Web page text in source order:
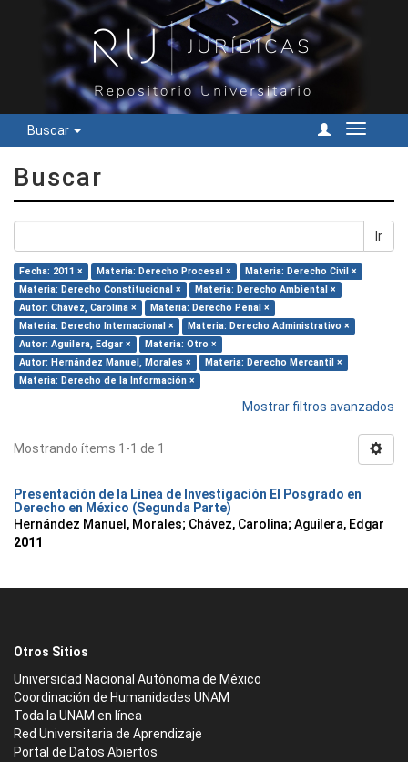
Buscar
Cambiar
Buscar
Ir
Fecha: 2011 × Materia: Derecho Procesal ×
Materia: Derecho Civil ×
Materia: Derecho Constitucional ×
Materia: Derecho Ambiental ×
Autor: Chávez, Carolina ×
Materia: Derecho Penal ×
Materia: Derecho Internacional ×
Materia: Derecho Administrativo ×
Autor: Aguilera, Edgar ×
Materia: Otro ×
Autor: Hernández Manuel, Morales ×
Materia: Derecho Mercantil ×
Materia: Derecho de la Información ×
Mostrar filtros avanzados
Mostrando ítems 1-1 de 1
Presentación de la Línea de Investigación El Posgrado en
Derecho en México (Segunda Parte)
Hernández Manuel, Morales; Chávez, Carolina; Aguilera, Edgar
2011
Otros Sitios
Universidad Nacional Autónoma de México
Coordinación de Humanidades UNAM
Toda la UNAM en línea
Red Universitaria de Aprendizaje
Portal de Datos Abiertos